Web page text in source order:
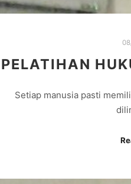
PELATIHAN
Setiap manusia pasti